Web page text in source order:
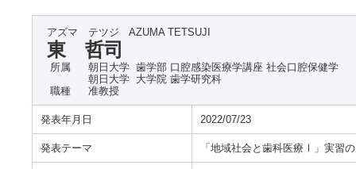
アズマ テツジ AZUMA TETSUJI
東 哲司
所属
朝日大学 歯学部 口腔感染医療学講座 社会口腔保健学
朝日大学 大学院 歯学研究科
職種
准教授
発表年月日 2022/07/23
発表テーマ 「地域社会と歯科医療Ⅰ」実習